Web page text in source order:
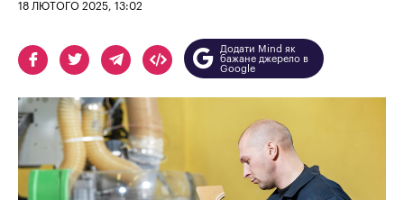
18 ЛЮТОГО 2025, 13:02
Додати Mind як
бажане джерело в
Google